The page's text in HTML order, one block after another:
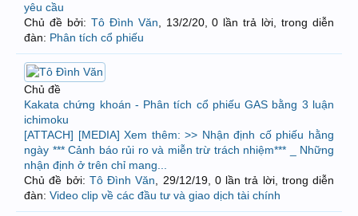
yêu cầu
Chủ đề bởi: Tô Đình Văn 13/2/20, 0 lần trả lời, trong diễn
đàn: Phân tích cổ phiếu
Chủ đề
Kakata chứng khoán - Phân tích cổ phiếu GAS bằng 3 luận
ichimoku
[ATTACH] [MEDIA] Xem thêm: >> Nhận định cố phiếu hằng
ngày *** Cảnh báo rủi ro và miễn trừ trách nhiệm*** _ Những
nhận định ở trên chỉ mang...
Chủ đề bởi: Tô Đình Văn 29/12/19, 0 lần trả lời, trong diễn
đàn: Video clip về các đầu tư và giao dịch tài chính